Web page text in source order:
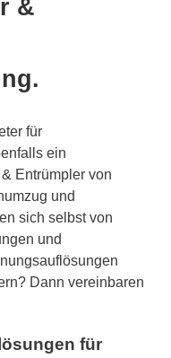
&
für
ein
Entrümpler von
und
sich selbst von
und
Dann vereinbaren
für